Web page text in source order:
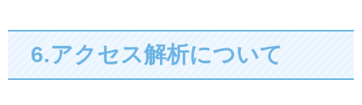
6.アクセス解析について